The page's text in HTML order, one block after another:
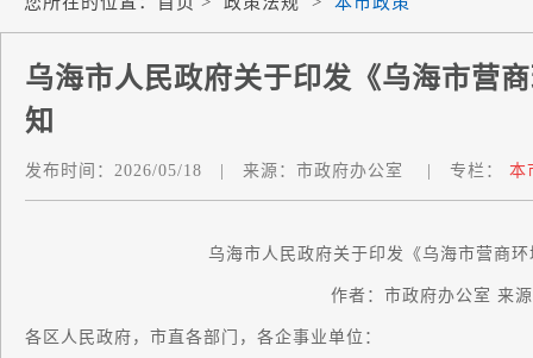
乌海市人民政府关于印发《乌海市营
知
发布时间： 2026/05/18 来源： 市政府办公室 专栏： 本
乌海市人民政府关于印发《乌海市营商
作者：市政府办公室 来
各区人民政府，市直各部门，各企事业单位：